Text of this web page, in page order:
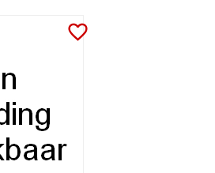
favorite_border